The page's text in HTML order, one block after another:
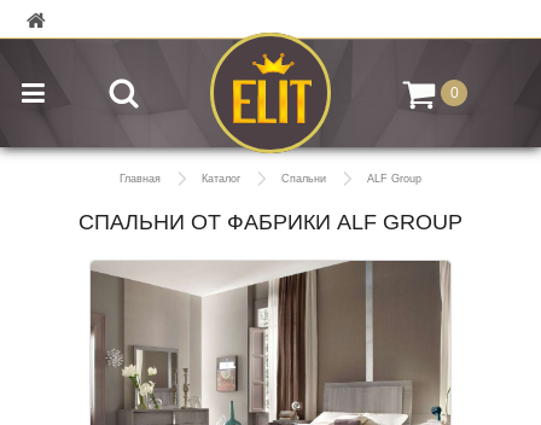
0
Главная Каталог Спальни ALF Group
СПАЛЬНИ ОТ ФАБРИКИ ALF GROUP